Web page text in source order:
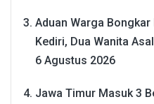
Aduan Warga
Kediri, Dua Wanita
6 Agustus 2026
Jawa Timur Masuk 3